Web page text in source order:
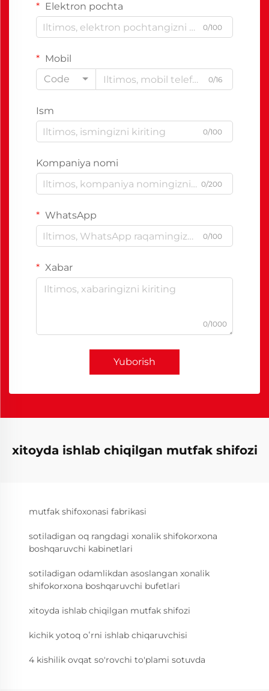
Elektron pochta
0/100
Mobil
Code
0/16
Ism
0/100
Kompaniya nomi
0/200
WhatsApp
0/100
Xabar
0/1000
Yuborish
xitoyda ishlab chiqilgan mutfak shifozi
mutfak shifoxonasi fabrikasi
sotiladigan oq rangdagi xonalik shifokorxona
boshqaruvchi kabinetlari
sotiladigan odamlikdan asoslangan xonalik
shifokorxona boshqaruvchi bufetlari
xitoyda ishlab chiqilgan mutfak shifozi
kichik yotoq oʻrni ishlab chiqaruvchisi
4 kishilik ovqat so'rovchi to'plami sotuvda